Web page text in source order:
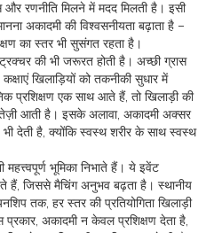
रणनीति मिलने में मदद मिलती है। इसी
अकादमी की विश्वसनीयता बढ़ाता है –
का स्तर भी सुसंगत रहता है।
की भी जरूरत होती है। अच्छी ग्रास
खिलाड़ियों को तकनीकी सुधार में
प्रशिक्षण एक साथ आते हैं, तो खिलाड़ी की
तेज़ी आती है। इसके अलावा, अकादमी अक्सर
भी देती है, क्योंकि स्वस्थ शरीर के साथ स्वस्थ
भूमिका निभाते हैं। ये इवेंट
हैं, जिससे मैचिंग अनुभव बढ़ता है। स्थानीय
तक, हर स्तर की प्रतियोगिता खिलाड़ी
अकादमी न केवल प्रशिक्षण देता है,